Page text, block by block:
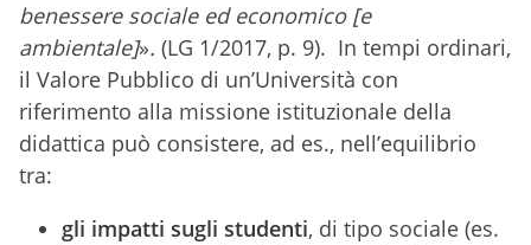
benessere sociale ed economico [e
ambientale]». (LG 1/2017, p. 9). In tempi ordinari,
il Valore Pubblico di un’Università con
riferimento alla missione istituzionale della
didattica può consistere, ad es., nell’equilibrio
tra:
gli impatti sugli studenti, di tipo sociale (es.